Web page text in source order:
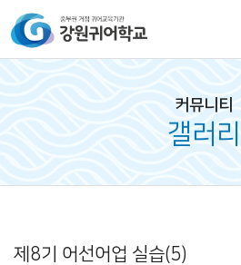
커뮤니티
갤러리
​제8기 어선어업 실습(5)